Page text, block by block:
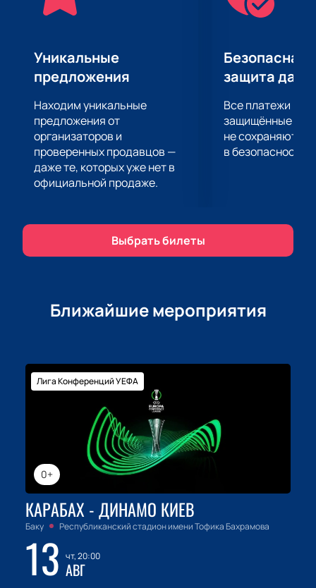
Уникальные
предложения
Находим уникальные
предложения от
организаторов и
проверенных продавцов —
даже те, которых уже нет в
официальной продаже.
Безопасная
защита
Все платежи
защищённые
не сохраняются
в безопасности.
Выбрать билеты
Ближайшие мероприятия
0+
Лига Конференций УЕФА
КАРАБАХ - ДИНАМО КИЕВ
Баку Республиканский стадион имени Тофика Бахрамова
13 чт, 20:00
АВГ